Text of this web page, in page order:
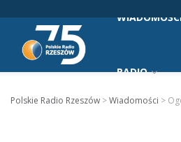
RADIO
Polskie Radio Rzeszów >Wiadomości >